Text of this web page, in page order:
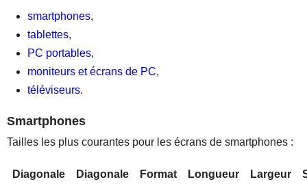
smartphones,
tablettes,
PC portables,
moniteurs et écrans de PC,
téléviseurs.
Smartphones
Tailles les plus courantes pour les écrans de smartphones :
Diagonale
Diagonale
Format
Longueur
Largeur